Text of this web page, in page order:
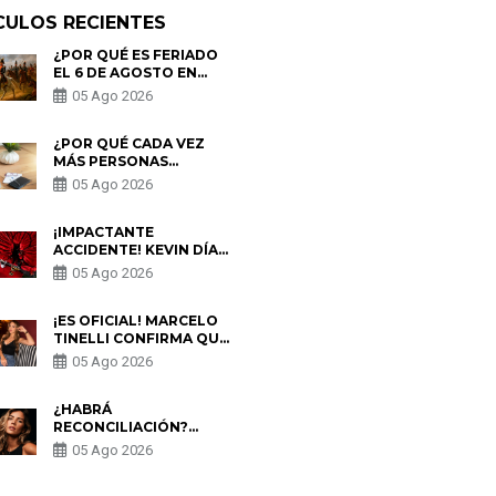
RECIENTES
¿POR QUÉ ES FERIADO
EL 6 DE AGOSTO EN
PERÚ? ESTA ES LA
HISTORIA
05 Ago 2026
¿POR QUÉ CADA VEZ
MÁS PERSONAS
UTILIZAN UNA VPN
PARA PROTEGER SU
05 Ago 2026
¡IMPACTANTE
ACCIDENTE! KEVIN DÍAZ
CAE DESDE OCHO
METROS EN “ESTO ES
PREOCUPACIÓN
05 Ago 2026
¡ES OFICIAL! MARCELO
TINELLI CONFIRMA QUE
REGRESÓ CON MILETT
FIGUEROA: “EL AMOR
05 Ago 2026
¿HABRÁ
RECONCILIACIÓN?
MARIO HART ADMITE
QUE PODRÍA VOLVER
05 Ago 2026